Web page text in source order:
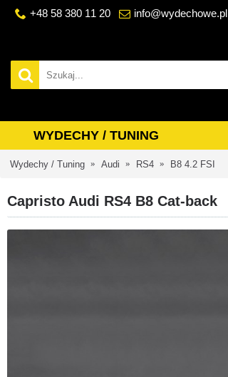
+48 58 380 11 20 info@wydechowe.pl
WYDECHY / TUNING
Wydechy / Tuning Audi RS4 B8 4.2 FSI
Capristo Audi RS4 B8 Cat-back